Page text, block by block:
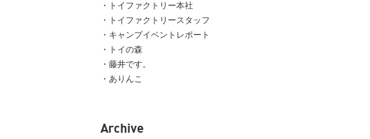
トイファクトリー本社
トイファクトリースタッフ
キャンプイベントレポート
トイの森
藤井です。
ありんこ
Archive